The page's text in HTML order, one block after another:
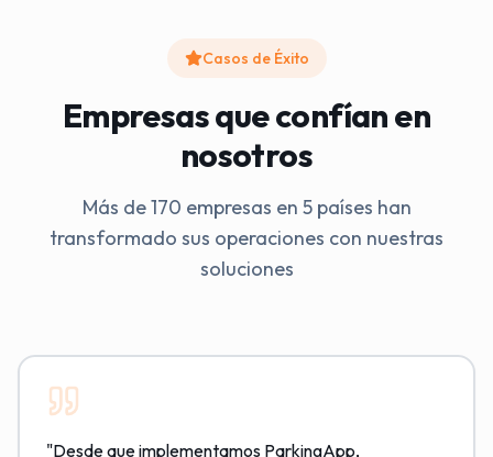
Casos de Éxito
Empresas que confían en
nosotros
Más de 170 empresas en 5 países han
transformado sus operaciones con nuestras
soluciones
"Desde que implementamos ParkingApp,